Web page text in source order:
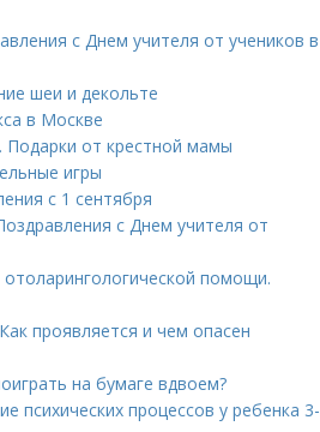
с Днем учителя от учеников в
шеи и декольте
в Москве
Подарки от крестной мамы
игры
с 1 сентября
с Днем учителя от
помощи.
проявляется и чем опасен
на бумаге вдвоем?
психических процессов у ребенка 3-